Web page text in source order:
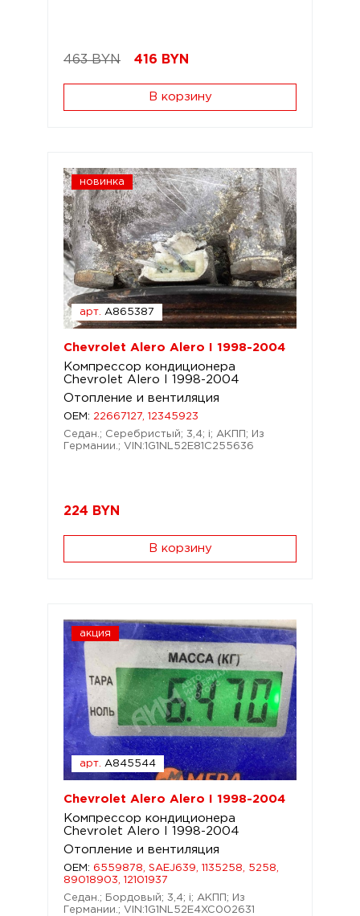
463 BYN 416 BYN
В корзину
новинка
арт. A865387
Chevrolet Alero Alero I 1998-2004
Компрессор кондиционера
Chevrolet Alero I 1998-2004
Отопление и вентиляция
OEM: 22667127, 12345923
Седан.; Серебристый; 3,4; i; АКПП; Из
Германии.; VIN:1G1NL52E81C255636
224 BYN
В корзину
акция
арт. A845544
Chevrolet Alero Alero I 1998-2004
Компрессор кондиционера
Chevrolet Alero I 1998-2004
Отопление и вентиляция
OEM: 6559878, SAEJ639, 1135258, 5258,
89018903, 12101937
Седан.; Бордовый; 3,4; i; АКПП; Из
Германии.; VIN:1G1NL52E4XC002631